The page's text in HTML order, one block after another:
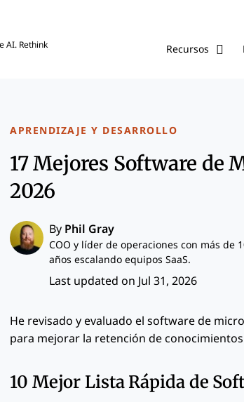
AI. Rethink
Recursos
APRENDIZAJE Y DESARROLLO
17 Mejores Software de
2026
By Phil Gray
COO y líder de operaciones con más de
años escalando equipos SaaS.
Last updated on Jul 31, 2026
He revisado y evaluado el software de
para mejorar la retención de
10 Mejor Lista Rápida de